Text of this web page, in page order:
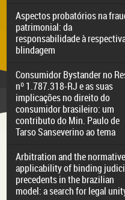
Aspectos probatórios na
patrimonial: da
responsabilidade à
blindagem
Consumidor Bystander no
nº 1.787.318-RJ e as suas
implicações no direito do
consumidor brasileiro: um
contributo do Min. Paulo de
Tarso Sanseverino ao tema
Arbitration and the normative
applicability of binding
precedents in the brazilian
model: a search for legal